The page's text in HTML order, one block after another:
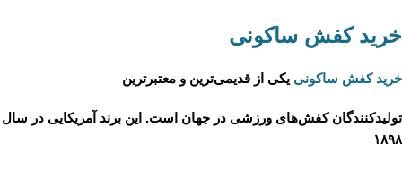
خرید کفش ساکونی
خرید کفش ساکونی یکی از قدیمی‌ترین و معتبرترین
تولیدکنندگان کفش‌های ورزشی در جهان است. این برند آمریکایی در سال
۱۸۹۸